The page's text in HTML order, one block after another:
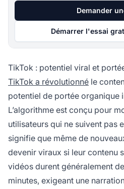
Demander
Démarrer l'essai
TikTok : potentiel viral et
TikTok a révolutionné le
potentiel de portée organique
L’algorithme est conçu pour
utilisateurs qui ne suivent pas
signifie que même de
devenir viraux si leur contenu
vidéos durent généralement
minutes, exigeant une